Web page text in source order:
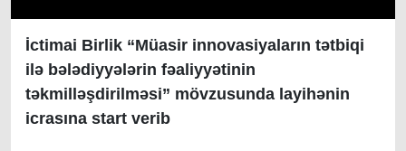
İctimai Birlik “Müasir innovasiyaların tətbiqi
ilə bələdiyyələrin fəaliyyətinin
təkmilləşdirilməsi” mövzusunda layihənin
icrasına start verib